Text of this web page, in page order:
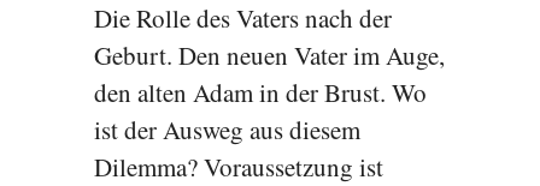
Die Rolle des Vaters nach der
Geburt. Den neuen Vater im Auge,
den alten Adam in der Brust. Wo
ist der Ausweg aus diesem
Dilemma? Voraussetzung ist